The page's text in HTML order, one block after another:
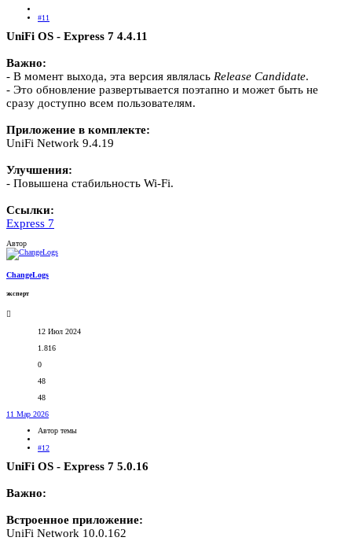
#11
UniFi OS - Express 7 4.4.11
Важно:
- В момент выхода, эта версия являлась Release Candidate.
- Это обновление развертывается поэтапно и может быть не
сразу доступно всем пользователям.
Приложение в комплекте:
UniFi Network 9.4.19
Улучшения:
- Повышена стабильность Wi-Fi.
Ссылки:
Express 7
Автор
ChangeLogs
эксперт
12 Июл 2024
1.816
0
48
48
11 Мар 2026
Автор темы
#12
UniFi OS - Express 7 5.0.16
Важно:
Встроенное приложение:
UniFi Network 10.0.162